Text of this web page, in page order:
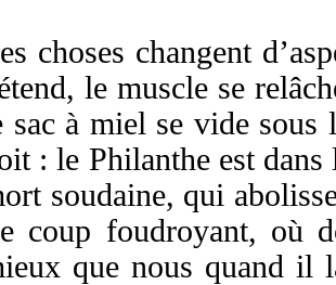
choses changentd’
, lemuscle se
sacà mielse videsous
: le Philantheest dans
soudaine, qui
coup foudroyant, où
que nous quand il